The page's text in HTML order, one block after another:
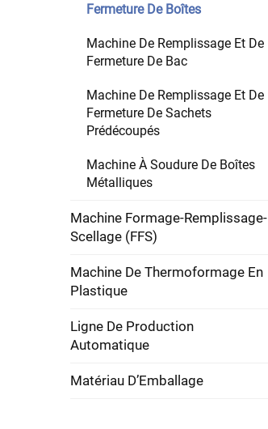
Fermeture De Boîtes
Machine De Remplissage Et De
Fermeture De Bac
Machine De Remplissage Et De
Fermeture De Sachets
Prédécoupés
Machine À Soudure De Boîtes
Métalliques
Machine Formage-Remplissage-
Scellage (FFS)
Machine De Thermoformage En
Plastique
Ligne De Production
Automatique
Matériau D’Emballage